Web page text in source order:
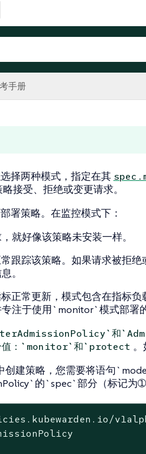
手册
择两种模式，指定在其
接受、拒绝或变更请求。
署策略。在监控模式下：
就好像该策略未安装一样。
跟踪该策略。如果请求被拒绝
。
正常更新，模式包含在指标负
注于使用`monitor`模式部署
和
值：`monitor`和`protect 。
建策略，您需要将语句
的`spec`部分（标记为